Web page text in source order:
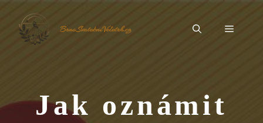
obsah
BrnoSvatebníVeletrh.cz Menu
Jak oznámit